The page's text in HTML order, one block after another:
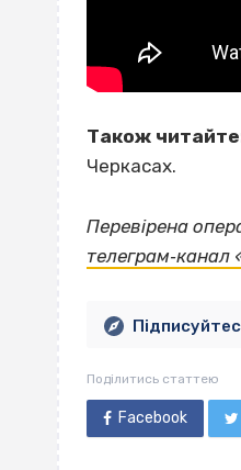
Також
Черкасах.
Перевірена
Поділитись статтею
Facebook